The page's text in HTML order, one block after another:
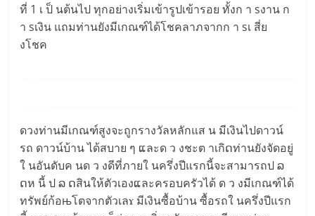
ที่ 1 เ ป็ นต้นไป ทุกอย่างเริ่มเข้ารูปเข้ารอย ทั้งก า sงาน ก
า sเงิน แถมท่านยังมีเกณฑ์ได้โชคลาภจากก า sเ สี่ย
งโชค
ดวงท่านมีเกณฑ์สูงจะถูกรางวัลหลักแส น มีเงินไปดาวน์
รถ ดาวน์บ้าน ได้สบาย ๆ ແละด ว งชะต าเกิດท่านยังจัดอยู่
ใ นอันดับค นด ว งดีที่ภายใ นครึ่งปีแรกนี้จะสามารถป ລ
ດห นี้ ป ລ ດสินให้ตัวเองແละครอบครัวได้ ด ว งมีเกณฑ์ได้
ทรัพย์ก้อњโตจากตัวเลɤ มีเงินซื้อบ้าน ซื้อรถใ นครึ่งปีแรก